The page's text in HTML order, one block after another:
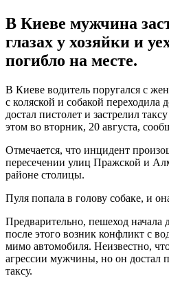
В Киеве мужчина
глазах у хозяйки и
погибло на месте.
В Киеве водитель поругался с
с коляской и собакой переходила
достал пистолет и застрелил
этом во вторник, 20 августа,
Отмечается, что инцидент
пересечении улиц Пражской и
районе столицы.
Пуля попала в голову собаке, и
Предварительно, пешеход начала
после этого возник конфликт с
мимо автомобиля. Неизвестно,
агрессии мужчины, но он достал
таксу.